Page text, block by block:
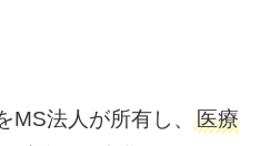
MS法人が所有し、 医療